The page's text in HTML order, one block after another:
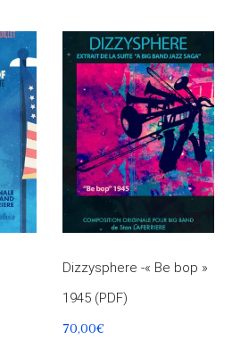
Dizzysphere -« Be bop »
1945 (PDF)
70,00€